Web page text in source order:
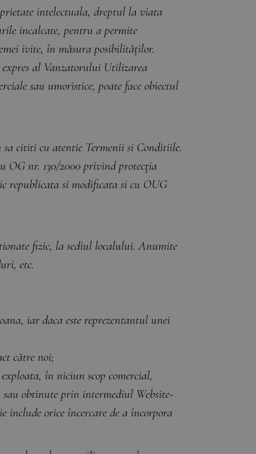
intelectuala, dreptul la viata
incalcate, pentru a permite
ivite, în măsura posibilităților.
al Vanzatorului Utilizarea
sau umoristice, poate face obiectul
cititi cu atentie Termenii si Conditiile.
OG nr. 130/2000 privind protecţia
republicata si modificata si cu OUG
fizic, la sediul localului. Anumite
etc.
iar daca este reprezentantul unei
către noi;
în niciun scop comercial,
obtinute prin intermediul Website-
orice încercare de a încorpora